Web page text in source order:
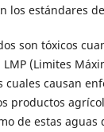
los estándares
son tóxicos
(Limites
cuales causan
productos
de estas